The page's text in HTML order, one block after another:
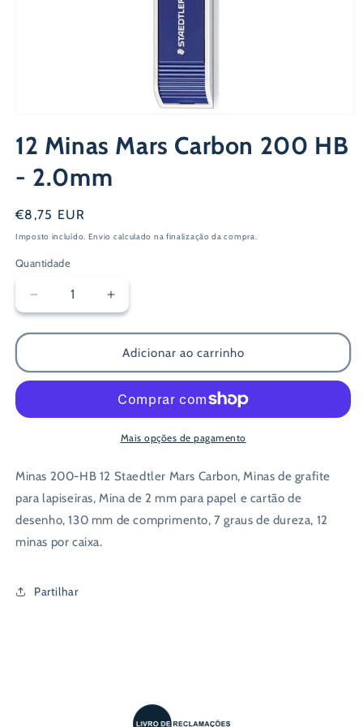
multimédia
1
modal
12 Minas Mars Carbon 200 HB
- 2.0mm
Preço
normal
€8,75 EUR
Imposto incluído. Envio calculado na finalização da compra.
Quantidade
Diminuir
a
quantidade
12
Carbon
-
2.0mm
Aumentar
a
quantidade
de
12
Mars
Carbon
200
2.0mm
Adicionar ao carrinho
Mais opções de pagamento
Minas 200-HB 12 Staedtler Mars Carbon, Minas de grafite
para lapiseiras, Mina de 2 mm para papel e cartão de
desenho, 130 mm de comprimento, 7 graus de dureza, 12
minas por caixa.
Partilhar